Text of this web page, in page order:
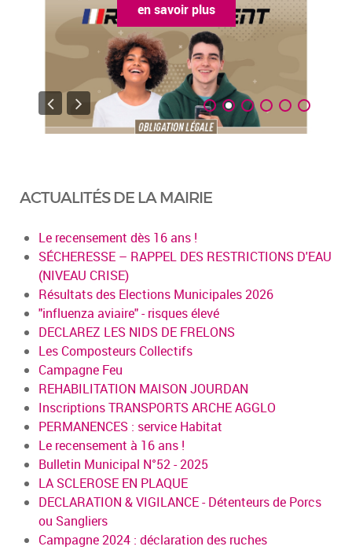
en savoir plus
ACTUALITÉS DE LA MAIRIE
Le recensement dès 16 ans !
SÉCHERESSE – RAPPEL DES RESTRICTIONS D'EAU
(NIVEAU CRISE)
Résultats des Elections Municipales 2026
"influenza aviaire" - risques élevé
DECLAREZ LES NIDS DE FRELONS
Les Composteurs Collectifs
Campagne Feu
REHABILITATION MAISON JOURDAN
Inscriptions TRANSPORTS ARCHE AGGLO
PERMANENCES : service Habitat
Le recensement à 16 ans !
Bulletin Municipal N°52 - 2025
LA SCLEROSE EN PLAQUE
DECLARATION & VIGILANCE - Détenteurs de Porcs
ou Sangliers
Campagne 2024 : déclaration des ruches